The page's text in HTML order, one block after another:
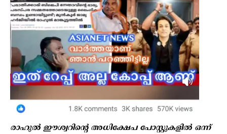
രാഹുൽ ഈശ്വറിന്റെ അധിക്ഷേപ പോസ്റ്റുകളിൽ ഒന്ന്